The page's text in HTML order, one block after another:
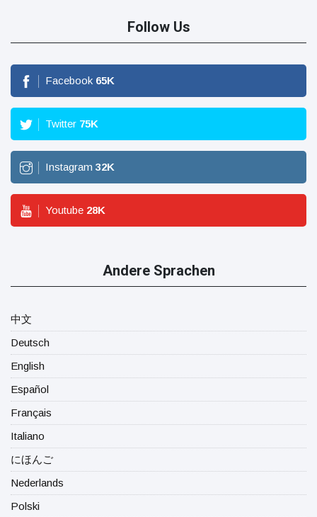
Follow Us
Facebook 65K
Twitter 75K
Instagram 32K
Youtube 28K
Andere Sprachen
中文
Deutsch
English
Español
Français
Italiano
にほんご
Nederlands
Polski